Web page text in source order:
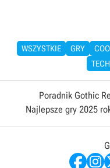
WSZYSTKIE GRY
TECH
Poradnik Gothic
Najlepsze gry 2025